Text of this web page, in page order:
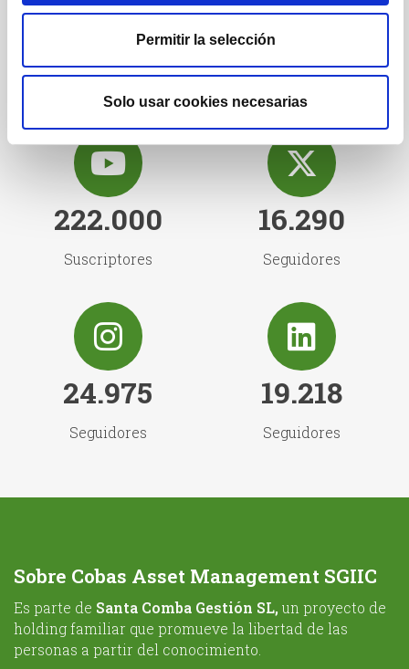
Permitir la selección
Solo usar cookies necesarias
1.222 1.732
222.000
Suscriptores
16.290
Seguidores
24.975
Seguidores
19.218
Seguidores
Sobre Cobas Asset Management SGIIC
Es parte de Santa Comba Gestión SL, un proyecto de
holding familiar que promueve la libertad de las
personas a partir del conocimiento.